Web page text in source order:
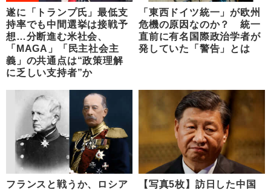
遂に「トランプ氏」最低支
持率でも中間選挙は接戦予
想…分断進む米社会、
「MAGA」「民主社会主
義」の共通点は“政策理解
に乏しい支持者”か
「東西ドイツ統一」が欧州
危機の原因なのか？ 統一
直前に有名国際政治学者が
発していた「警告」とは
フランスと戦うか、ロシア
【写真5枚】訪日した中国